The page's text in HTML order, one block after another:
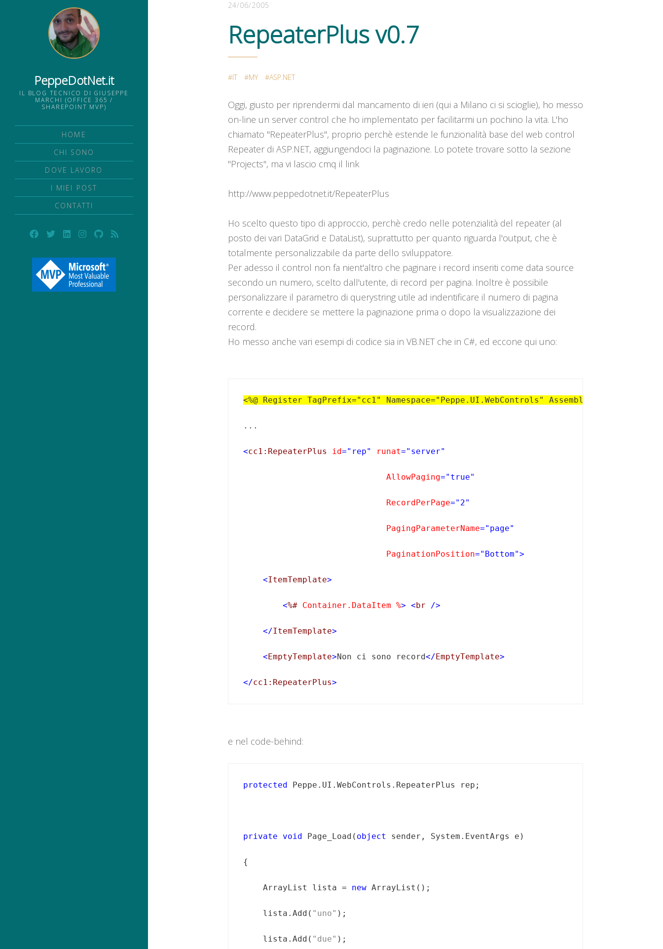
PeppeDotNet.it
IL BLOG TECNICO DI GIUSEPPE
MARCHI (OFFICE 365 /
SHAREPOINT MVP)
HOME
CHI SONO
DOVE LAVORO
I MIEI POST
CONTATTI
24/06/2005
RepeaterPlus v0.7
IT MY ASP.NET
Oggi, giusto per riprendermi dal mancamento di ieri (qui a Milano ci si scioglie), ho messo
on-line un server control che ho implementato per facilitarmi un pochino la vita. L'ho
chiamato "RepeaterPlus", proprio perchè estende le funzionalità base del web control
Repeater di ASP.NET, aggiungendoci la paginazione. Lo potete trovare sotto la sezione
"Projects", ma vi lascio cmq il link
http://www.peppedotnet.it/RepeaterPlus
Ho scelto questo tipo di approccio, perchè credo nelle potenzialità del repeater (al
posto dei vari DataGrid e DataList), suprattutto per quanto riguarda l'output, che è
totalmente personalizzabile da parte dello sviluppatore.
Per adesso il control non fa nient'altro che paginare i record inseriti come data source
secondo un numero, scelto dall'utente, di record per pagina. Inoltre è possibile
personalizzare il parametro di querystring utile ad indentificare il numero di pagina
corrente e decidere se mettere la paginazione prima o dopo la visualizzazione dei
record.
Ho messo anche vari esempi di codice sia in VB.NET che in C#, ed eccone qui uno:
<%@ Register TagPrefix="cc1" Namespace="Peppe.UI.WebControls"
<cc1:RepeaterPlus id="rep" runat="server"
                             AllowPaging
="true"
                             RecordPerPage
="2"
                             PagingParameterName
="page"
                             PaginationPosition
="Bottom">
<ItemTemplate>
<%# Container.DataItem %> <br />
</ItemTemplate>
<EmptyTemplate>Non ci sono record</EmptyTemplate>
</cc1:RepeaterPlus>
e nel code-behind:
protected
private void Page_Load( object
    ArrayList lista =
new
    lista.Add(
"uno"
    lista.Add(
"due"